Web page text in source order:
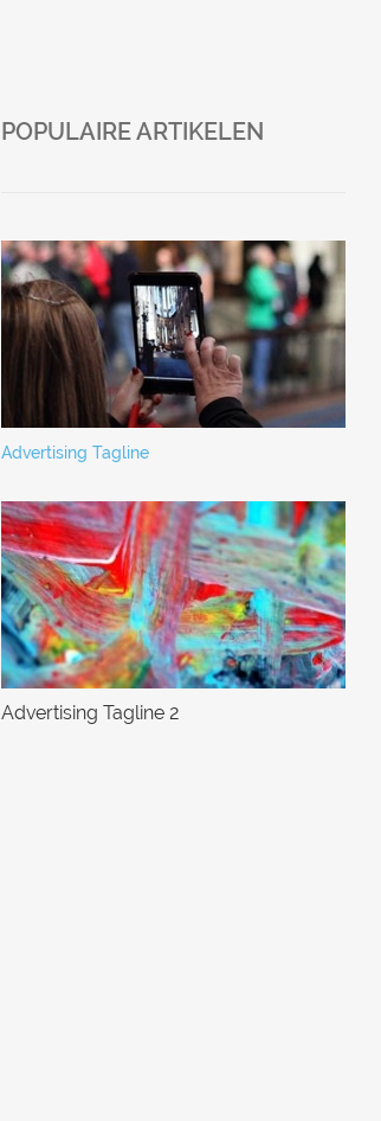
POPULAIRE ARTIKELEN
Advertising Tagline
Advertising Tagline 2